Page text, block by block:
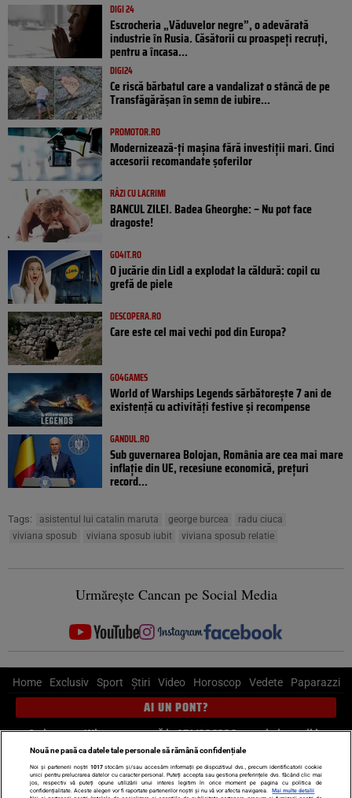
DIGI 24
Escrocheria „Văduvelor negre”, o adevărată
industrie în Rusia. Căsătorii cu proaspeți recruți,
pentru a încasa...
DIGI24
Ce riscă bărbatul care a vandalizat o stâncă de pe
Transfăgărășan în semn de iubire...
PROMOTOR.RO
Modernizează-ți mașina fără investiții mari. Cinci
accesorii recomandate șoferilor
RÂZI CU LACRIMI
BANCUL ZILEI. Badea Gheorghe: – Nu pot face
dragoste!
GO4IT.RO
O jucărie din Lidl a explodat la căldură: copil cu
grefă de piele
DESCOPERA.RO
Care este cel mai vechi pod din Europa?
GO4GAMES
World of Warships Legends sărbătorește 7 ani de
existență cu activități festive și recompense
GANDUL.RO
Sub guvernarea Bolojan, România are cea mai mare
inflație din UE, recesiune economică, prețuri
record...
Tags: asistentul lui catalin maruta george burcea
radu ciuca
viviana sposub
viviana sposub iubit viviana sposub relatie
Urmărește Cancan pe Social Media
Home Exclusiv Sport Știri Video Horoscop Vedete Paparazzi
AI UN PONT?
Scrie-ne pe Whatsapp, sună la 0741226226 sau trimite mail la
pont@cancan.ro
Știri interne Știri externe Politică
Nouă ne pasă ca datele tale personale să rămână confidențiale
Noi și partenerii noștri 1017stocăm și/sau accesăm informații pe dispozitivul dvs., precum identificatorii cookie
unici pentru prelucrarea datelor cu caracter personal. Puteți accepta sau gestiona preferințele dvs. făcând clic mai
jos, respectiv vă puteți opune utilizării unui interes legitim în orice moment pe pagina cu politica de
confidențialitate. Aceste alegeri vor fi raportate partenerilor noștri și nu vă vor afecta navigarea.
Mai multe detalii